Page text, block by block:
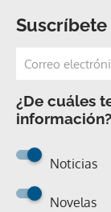
¿De cuáles
información?
Noticias
Novelas